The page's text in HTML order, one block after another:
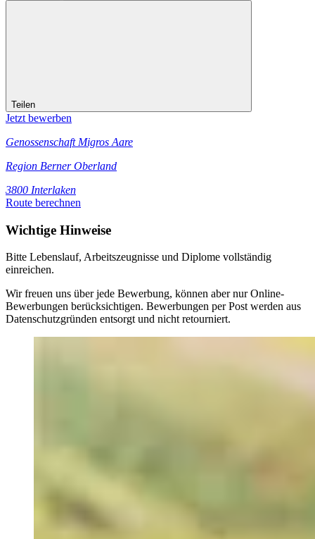
Teilen
Jetzt bewerben
Genossenschaft Migros Aare
Region Berner Oberland
3800 Interlaken
Route berechnen
Wichtige Hinweise
Bitte Lebenslauf, Arbeitszeugnisse und Diplome vollständig
einreichen.
Wir freuen uns über jede Bewerbung, können aber nur Online-
Bewerbungen berücksichtigen. Bewerbungen per Post werden aus
Datenschutzgründen entsorgt und nicht retourniert.